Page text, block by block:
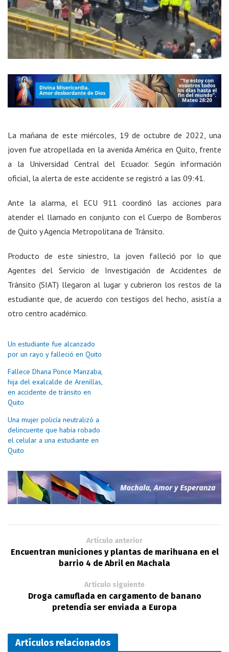
La mañana de este miércoles, 19 de octubre de 2022, una
joven fue atropellada en la avenida América en Quito, frente
a la Universidad Central del Ecuador. Según información
oficial, la alerta de este accidente se registró a las 09:41.
Ante la alarma, el ECU 911 coordinó las acciones para
atender el llamado en conjunto con el Cuerpo de Bomberos
de Quito y Agencia Metropolitana de Tránsito.
Producto de este siniestro, la joven falleció por lo que
Agentes del Servicio de Investigación de Accidentes de
Tránsito (SIAT) llegaron al lugar y cubrieron los restos de la
estudiante que, de acuerdo con testigos del hecho, asistía a
otro centro académico.
Un estudiante fue alcanzado
por un rayo y falleció en Quito
Fallece Dhana Ponce Manzaba,
hija del exalcalde de Arenillas,
en accidente de tránsito en
Quito
Una mujer policía neutralizó a
delincuente que había robado
el celular a una estudiante en
Quito
Artículo anterior
Encuentran municiones y plantas de marihuana en el
barrio 4 de Abril en Machala
Artículo siguiente
Droga camuflada en cargamento de banano
pretendía ser enviada a Europa
Artículos relacionados